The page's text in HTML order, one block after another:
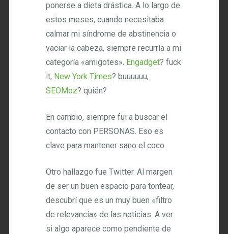
ponerse a dieta drástica. A lo largo de
estos meses, cuando necesitaba
calmar mi síndrome de abstinencia o
vaciar la cabeza, siempre recurría a mi
categoría «amigotes». Engadget? fuck
it, New York Times? buuuuuu,
SEOMoz? quién?
En cambio, siempre fui a buscar el
contacto con PERSONAS. Eso es
clave para mantener sano el coco.
Otro hallazgo fue Twitter. Al margen
de ser un buen espacio para tontear,
descubrí que es un muy buen «filtro
de relevancia» de las noticias. A ver:
si algo aparece como pendiente de